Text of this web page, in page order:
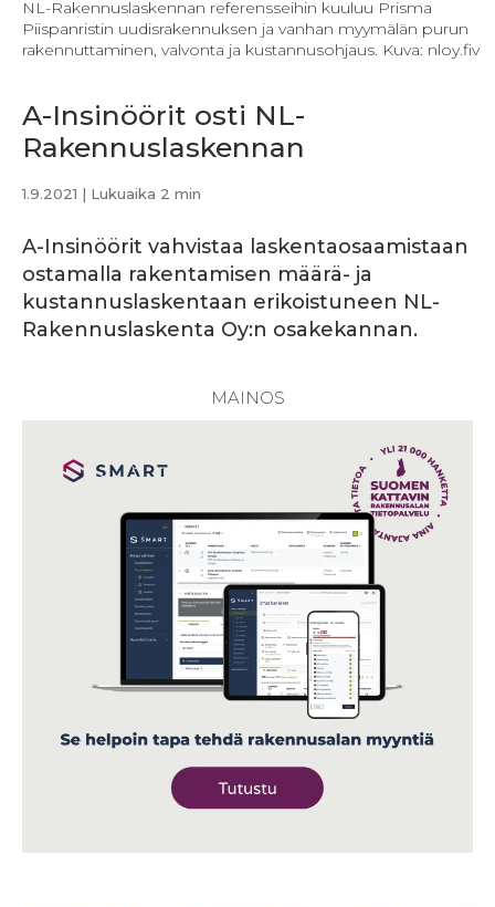
NL-Rakennuslaskennan referensseihin kuuluu Prisma
Piispanristin uudisrakennuksen ja vanhan myymälän purun
rakennuttaminen, valvonta ja kustannusohjaus. Kuva: nloy.fiv
A-Insinöörit osti NL-
Rakennuslaskennan
1.9.2021 | Lukuaika 2 min
A-Insinöörit vahvistaa laskentaosaamistaan
ostamalla rakentamisen määrä- ja
kustannuslaskentaan erikoistuneen NL-
Rakennuslaskenta Oy:n osakekannan.